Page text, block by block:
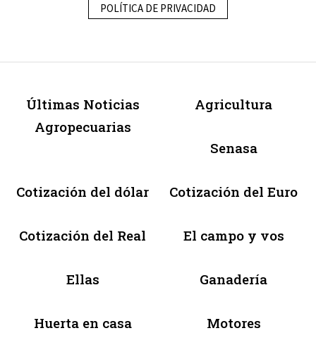
POLÍTICA DE PRIVACIDAD
Últimas Noticias
Agropecuarias
Agricultura
Senasa
Cotización del dólar Cotización del Euro
Cotización del Real El campo y vos
Ellas Ganadería
Huerta en casa Motores